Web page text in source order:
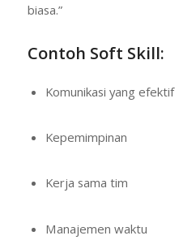
biasa.”
Contoh Soft Skill:
Komunikasi yang efektif
Kepemimpinan
Kerja sama tim
Manajemen waktu